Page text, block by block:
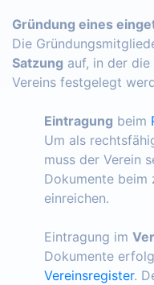
Gründung eines
Die
Satzung auf, in der
Vereins festgelegt
Eintragung beim
Um als
muss der Verein
Dokumente beim
einreichen.
Eintragung im
Dokumente
Vereinsregister.